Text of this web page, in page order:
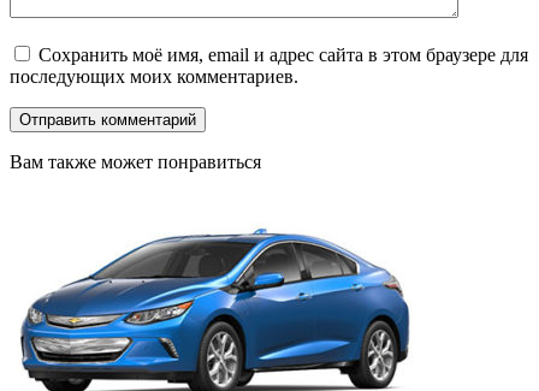
Сохранить моё имя, email и адрес сайта в этом браузере для
последующих моих комментариев.
Вам также может понравиться